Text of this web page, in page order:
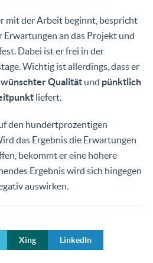
mit der Arbeit beginnt, bespricht
an das Projekt und
Dabei ist er frei in der
Wichtig ist allerdings, dass er
Qualität und pünktlich
liefert.
den hundertprozentigen
das Ergebnis die Erwartungen
bekommt er eine höhere
Ergebnis wird sich hingegen
auswirken.
Xing LinkedIn